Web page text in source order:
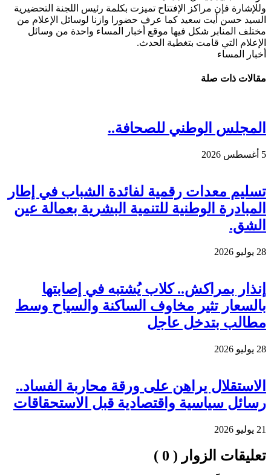
وللإشارة فإن مراكز الإفتتاح تميزت بكلمة رئيس اللجنة التحضيرية
السيد حسن أيت سعيد كما عرف حضورا وازنا لوسائل الإعلام من
مختلف المنابر شكل فيها موقع أخبار المساء واحدة من وسائل
الإعلام التي قامت بتغطية الحدث.
أخبار المساء
مقالات ذات صلة
المجلس الوطني للصحافة..
5 أغسطس 2026
تسليم معدات رقمية لفائدة الشباب في إطار
المبادرة الوطنية للتنمية البشرية بعمالة عين
الشق.
28 يوليو 2026
إنذار بمراكش.. كلاب يُشتبه في إصابتها
بالسعار تثير مخاوف الساكنة والسياح وسط
مطالب بتدخل عاجل
28 يوليو 2026
الاستقلال يراهن على ورقة محاربة الفساد..
رسائل سياسية واقتصادية قبل الاستحقاقات
21 يوليو 2026
تعليقات الزوار ( 0 )